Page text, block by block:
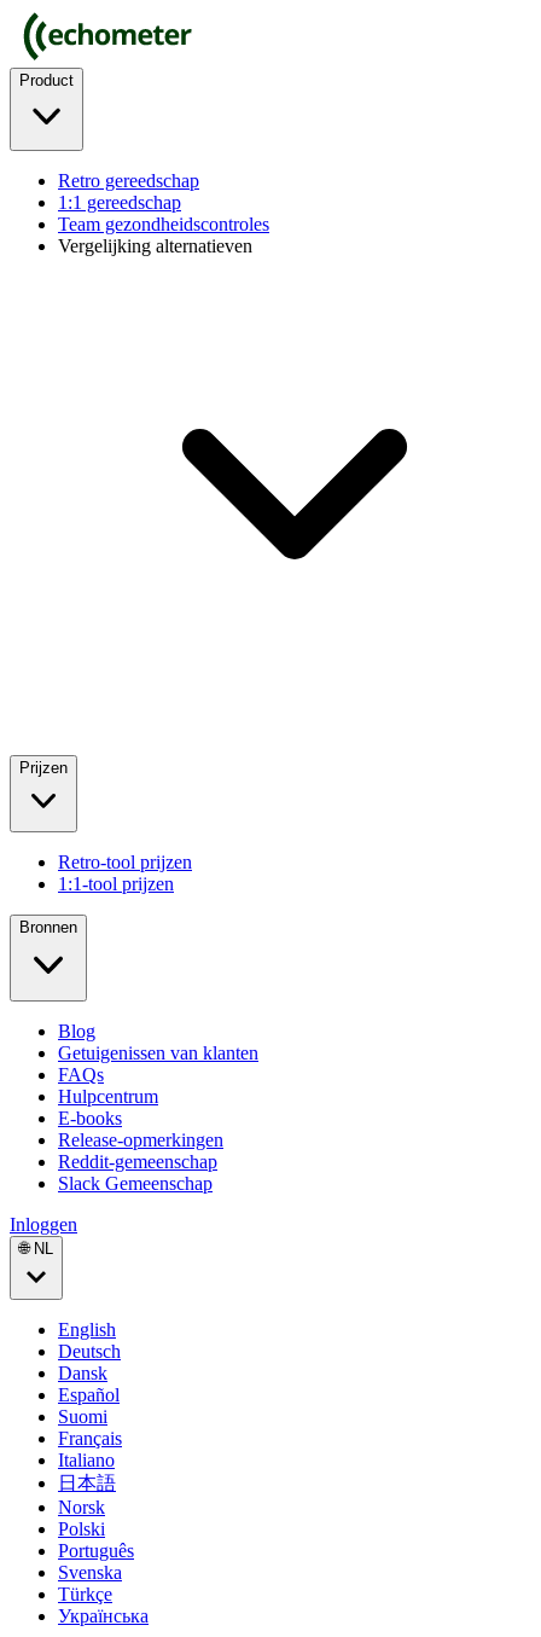
Product
Retro gereedschap
1:1 gereedschap
Team gezondheidscontroles
Vergelijking alternatieven
Prijzen
Retro-tool prijzen
1:1-tool prijzen
Bronnen
Blog
Getuigenissen van klanten
FAQs
Hulpcentrum
E-books
Release-opmerkingen
Reddit-gemeenschap
Slack Gemeenschap
Inloggen
🌐 NL
English
Deutsch
Dansk
Español
Suomi
Français
Italiano
日本語
Norsk
Polski
Português
Svenska
Türkçe
Українська